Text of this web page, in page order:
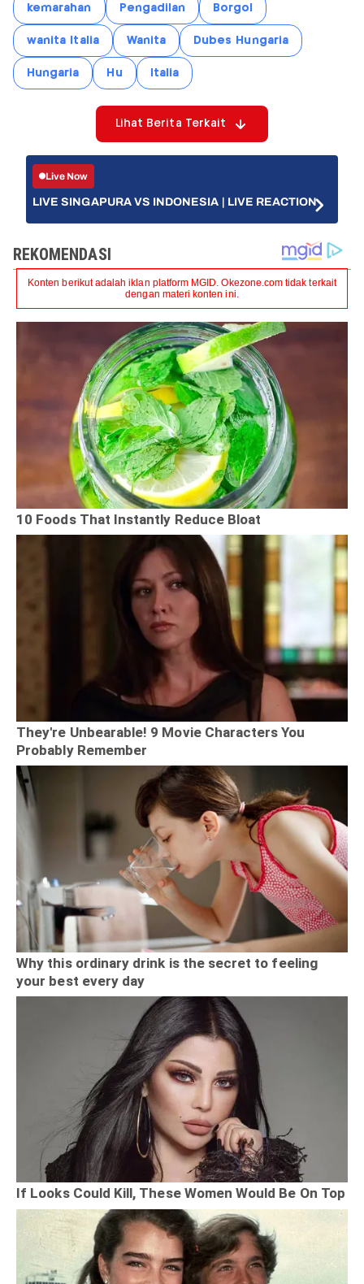
kemarahan Pengadilan Borgol
wanita Italia Wanita Dubes Hungaria
Hungaria Hu Italia
Lihat Berita Terkait
Live Now
LIVE SINGAPURA VS INDONESIA | LIVE REACTION